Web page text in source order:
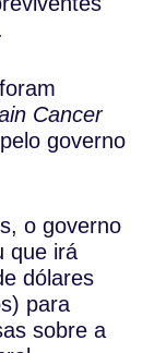
Cancer
governo
o governo
que irá
dólares
para
sobre a